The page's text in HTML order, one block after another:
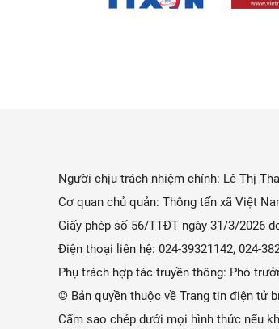
Người chịu trách nhiệm chính: Lê Thị
Cơ quan chủ quản: Thông tấn xã Việt
Giấy phép số 56/TTĐT ngày 31/3/2026
Điện thoại liên hệ: 024-39321142, 024-
Phụ trách hợp tác truyền thông: Phó
© Bản quyền thuộc về Trang tin điện tử
Cấm sao chép dưới mọi hình thức nếu